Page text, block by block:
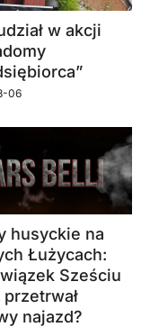
w akcji
06
husyckie na
Łużycach:
Sześciu
najazd?